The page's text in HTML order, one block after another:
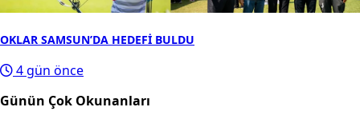
OKLAR SAMSUN’DA HEDEFİ BULDU
4 gün önce
Günün Çok Okunanları